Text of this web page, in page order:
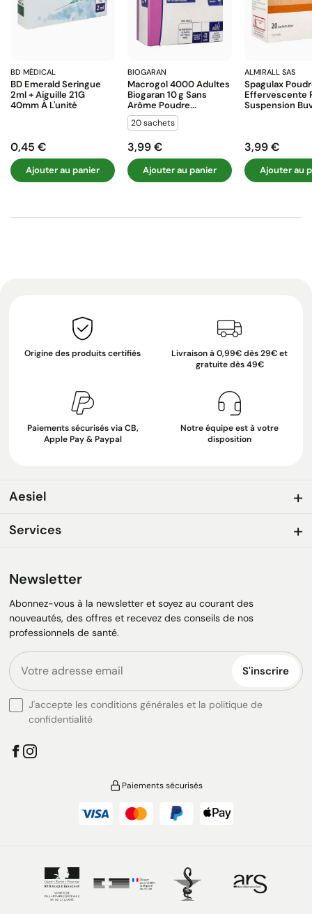
BD MÉDICAL
BD Emerald Seringue
2ml + Aiguille 21G
40mm À L'unité
Prix
0,45 €
Ajouter au panier
BIOGARAN
Macrogol 4000 Adultes
Biogaran 10 G Sans
Arôme Poudre...
20 sachets
Prix
3,99 €
Ajouter au panier
ALMIRALL SAS
Spagulax
Effervescente
Suspension
Prix
3,99 €
Ajouter au
Origine des produits certifiés
Livraison à 0,99€ dès 29€ et
gratuite dès 49€
Paiements sécurisés via CB,
Apple Pay & Paypal
Notre équipe est à votre
disposition
Aesiel
Services
Newsletter
Abonnez-vous à la newsletter et soyez au courant des
nouveautés, des offres et recevez des conseils de nos
professionnels de santé.
S'inscrire
J'accepte les conditions générales et la politique de
confidentialité
Paiements sécurisés